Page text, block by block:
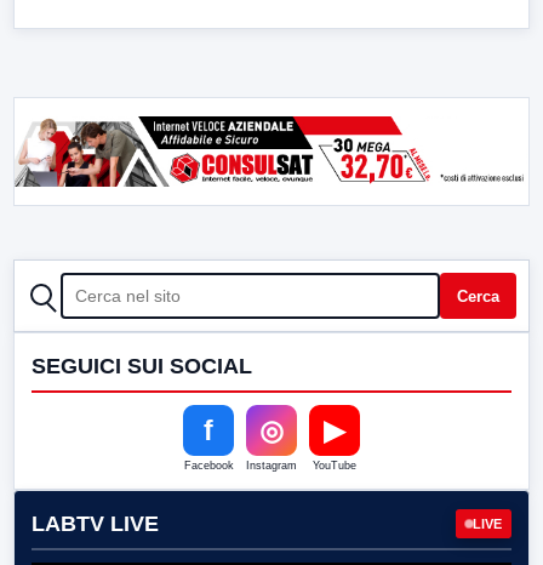
CERCA Cerca
SEGUICI SUI SOCIAL
f
Facebook
◎
Instagram
▶
YouTube
LABTV LIVE LIVE